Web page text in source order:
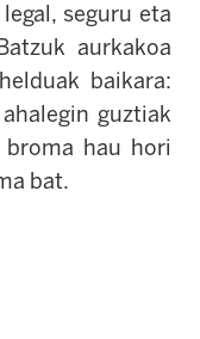
seguru eta
aurkakoa
baikara:
guztiak
hau hori
bat.